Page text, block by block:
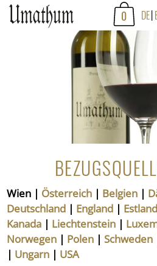
0 DE
Wien | Österreich | Belgien |
Deutschland | England | Estland
Kanada | Liechtenstein |
Norwegen | Polen | Schweden
| Ungarn | USA